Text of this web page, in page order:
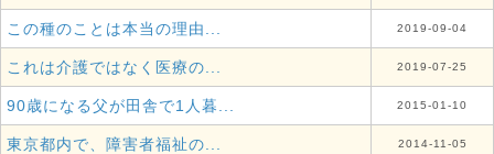
この種のことは本当の理由... 2019-09-04
これは介護ではなく医療の... 2019-07-25
90歳になる父が田舎で1人暮... 2015-01-10
東京都内で、障害者福祉の... 2014-11-05